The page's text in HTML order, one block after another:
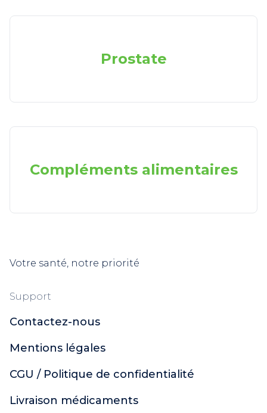
Prostate
Compléments alimentaires
Votre santé, notre priorité
Support
Contactez-nous
Mentions légales
CGU / Politique de confidentialité
Livraison médicaments